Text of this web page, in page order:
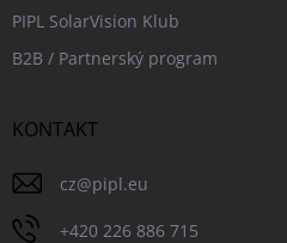
PIPL SolarVision Klub
B2B / Partnerský program
KONTAKT
cz@pipl.eu
+420 226 886 715